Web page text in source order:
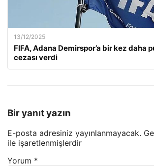
13/12/2025
FIFA, Adana Demirspor’a bir kez daha
cezası verdi
Bir yanıt yazın
E-posta adresiniz yayınlanmayacak.
ile işaretlenmişlerdir
Yorum *